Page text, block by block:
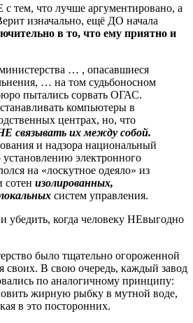
с тем, что лучше аргументировано, а
изначально, ещё ДО начала
в то, что ему приятно и
… , опасавшиеся
… на том судьбоносном
пытались сорвать ОГАС.
компьютеры в
центрах, но, что
связывать их между собой.
и надзора национальный
установлению электронного
на «лоскутное одеяло» из
сотен изолированных,
систем управления.
убедить, когда человеку НЕвыгодно
было тщательно огороженной
своих. В свою очередь, каждый завод
по аналогичному принципу:
жирную рыбку в мутной воде,
в это посторонних.